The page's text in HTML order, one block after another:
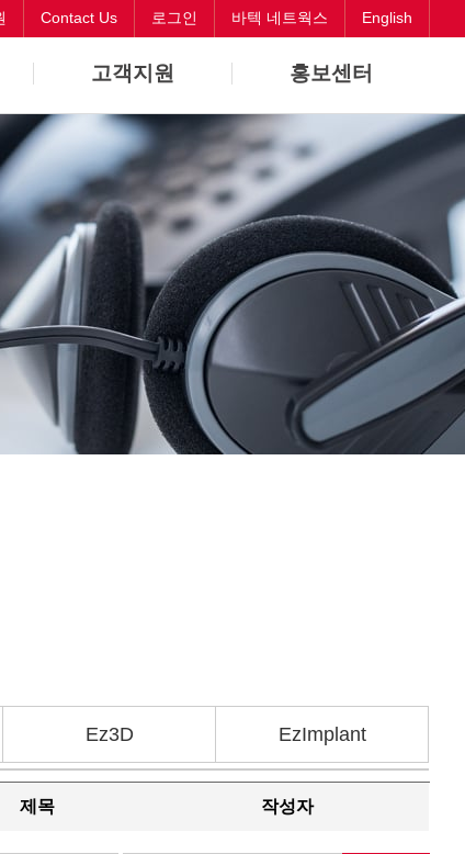
Contact Us 로그인 바텍 네트웍스 English
고객지원
바로해결
원격지원
Contact Us
홍보센터
오시는길
Ez3D EzImplant
제목 작성자